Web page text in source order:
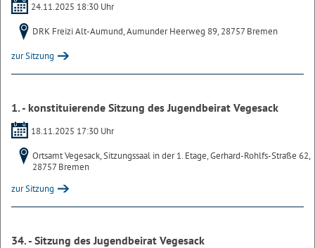
24.11.2025 18:30 Uhr
DRK Freizi Alt-Aumund, Aumunder Heerweg 89, 28757 Bremen
zur Sitzung
1. - konstituierende Sitzung des Jugendbeirat Vegesack
18.11.2025 17:30 Uhr
Ortsamt Vegesack, Sitzungssaal in der 1. Etage, Gerhard-Rohlfs-Straße 62,
28757 Bremen
zur Sitzung
34. - Sitzung des Jugendbeirat Vegesack